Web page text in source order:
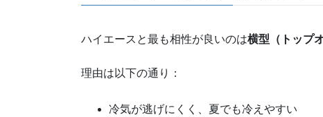
ハイエースと最も相性が良いのは横型（トップ
理由は以下の通り：
冷気が逃げにくく、夏でも冷えやすい